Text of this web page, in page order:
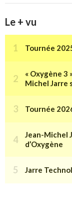
Le + vu